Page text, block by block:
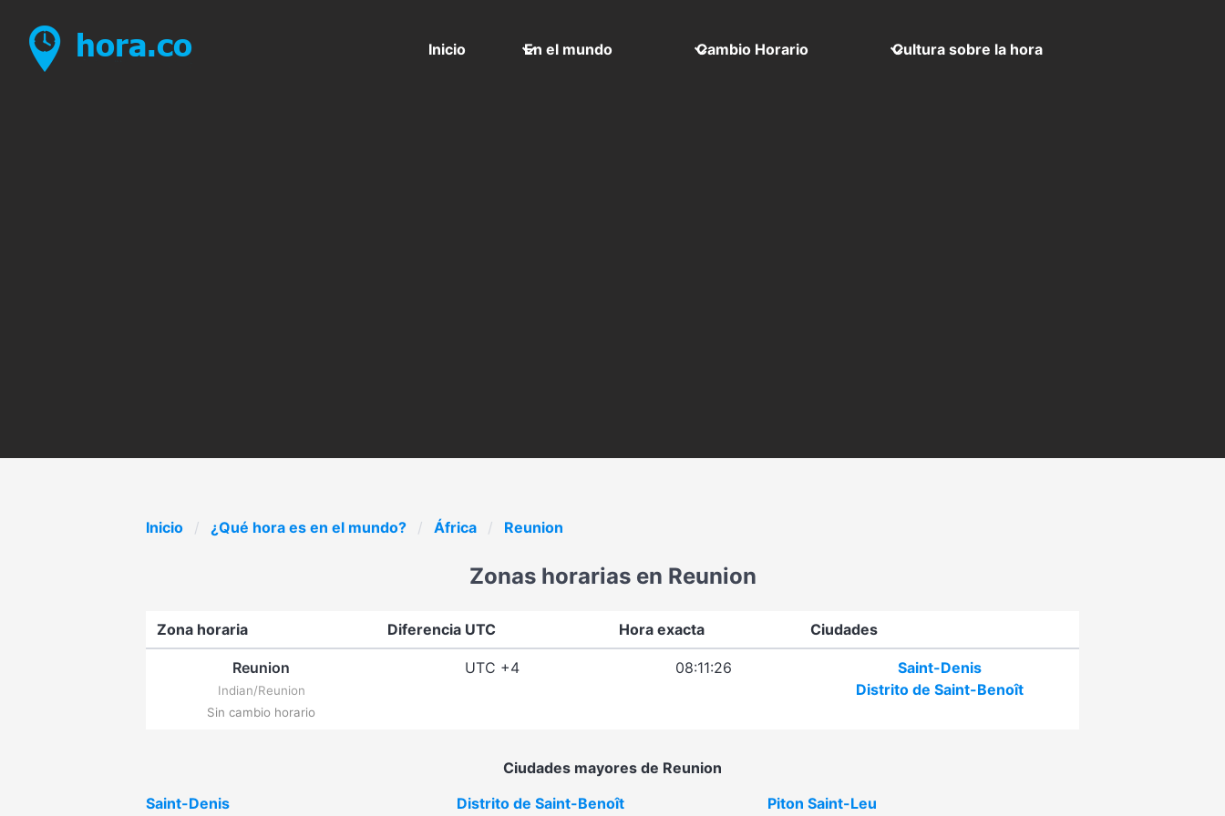
Inicio En el mundo Cambio Horario Cultura sobre la hora
Inicio ¿Qué hora es en el mundo? África Reunion
Zonas horarias en Reunion
Zona horaria Diferencia UTC Hora exacta Ciudades
Reunion
Indian/Reunion
Sin cambio horario
UTC +4 08:11:26
Saint-Denis
Distrito de Saint-Benoît
Ciudades mayores de Reunion
Saint-Denis
Distrito de Saint-Benoît Piton Saint-Leu